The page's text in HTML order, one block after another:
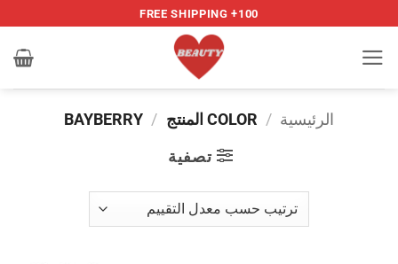
100+ FREE SHIPPING
الرئيسية /
/
BAYBERRY
تصفية